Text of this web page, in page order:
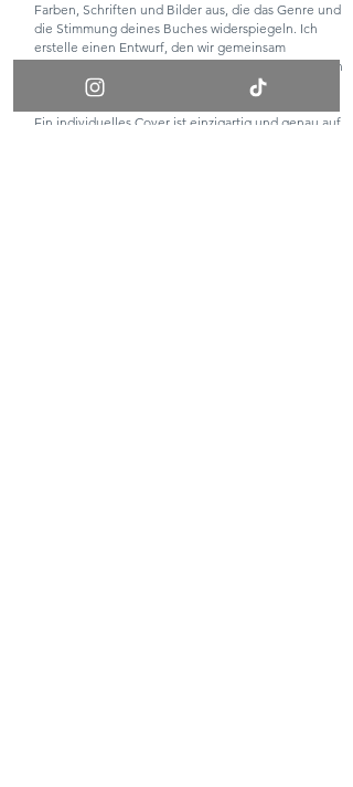
Farben, Schriften und Bilder aus, die das Genre und
die Stimmung deines Buches widerspiegeln. Ich
erstelle einen Entwurf, den wir gemeinsam
durchgehen und so lange verfeinern, bis das Design
perfekt ist. Je nach Wunsch können auch mehrere
Ein individuelles Cover ist einzigartig und genau auf